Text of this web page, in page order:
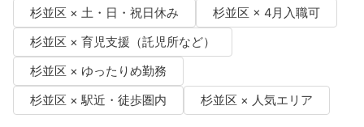
杉並区 × 土・日・祝日休み
杉並区 × 4月入職可
杉並区 × 育児支援（託児所など）
杉並区 × ゆったりめ勤務
杉並区 × 駅近・徒歩圏内
杉並区 × 人気エリア